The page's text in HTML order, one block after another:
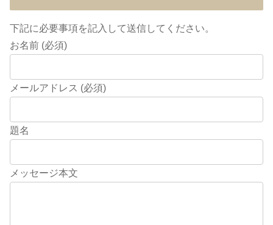
下記に必要事項を記入して送信してください。
お名前 (必須)
メールアドレス (必須)
題名
メッセージ本文